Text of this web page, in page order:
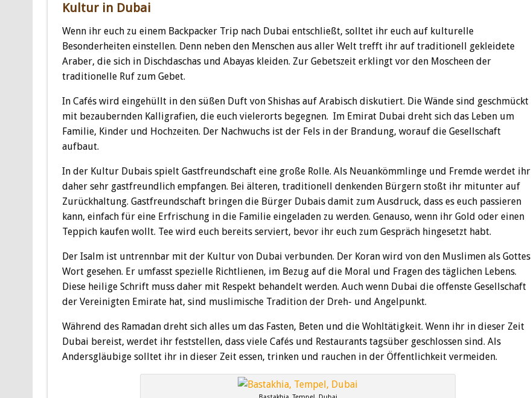
Kultur in Dubai
Wenn ihr euch zu einem Backpacker Trip nach Dubai entschließt, solltet ihr euch auf kulturelle
Besonderheiten einstellen. Denn neben den Menschen aus aller Welt trefft ihr auf traditionell gekleidete
Araber, die sich in Dischdaschas und Abayas kleiden. Zur Gebetszeit erklingt vor den Moscheen der
traditionelle Ruf zum Gebet.
In Cafés wird eingehüllt in den süßen Duft von Shishas auf Arabisch diskutiert. Die Wände sind geschmückt
mit bezaubernden Kalligrafien, die euch vielerorts begegnen. Im Emirat Dubai dreht sich das Leben um
Familie, Kinder und Hochzeiten. Der Nachwuchs ist der Fels in der Brandung, worauf die Gesellschaft
aufbaut.
In der Kultur Dubais spielt Gastfreundschaft eine große Rolle. Als Neuankömmlinge und Fremde werdet ihr
daher sehr gastfreundlich empfangen. Bei älteren, traditionell denkenden Bürgern stoßt ihr mitunter auf
Zurückhaltung. Gastfreundschaft bringen die Bürger Dubais damit zum Ausdruck, dass es euch passieren
kann, einfach für eine Erfrischung in die Familie eingeladen zu werden. Genauso, wenn ihr Gold oder einen
Teppich kaufen wollt. Tee wird euch bereits serviert, bevor ihr euch zum Gespräch hingesetzt habt.
Der Isalm ist untrennbar mit der Kultur von Dubai verbunden. Der Koran wird von den Muslimen als Gottes
Wort gesehen. Er umfasst spezielle Richtlienen, im Bezug auf die Moral und Fragen des täglichen Lebens.
Diese heilige Schrift muss daher mit Respekt behandelt werden. Auch wenn Dubai die offenste Gesellschaft
der Vereinigten Emirate hat, sind muslimische Tradition der Dreh- und Angelpunkt.
Während des Ramadan dreht sich alles um das Fasten, Beten und die Wohltätigkeit. Wenn ihr in dieser Zeit
Dubai bereist, werdet ihr feststellen, dass viele Cafés und Restaurants tagsüber geschlossen sind. Als
Andersgläubige solltet ihr in dieser Zeit essen, trinken und rauchen in der Öffentlichkeit vermeiden.